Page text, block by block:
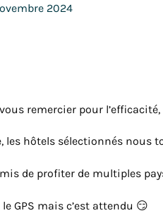
2024
remercier pour
les hôtels sélectionnés nous
de profiter de multiples
GPS mais c’est attendu 😏